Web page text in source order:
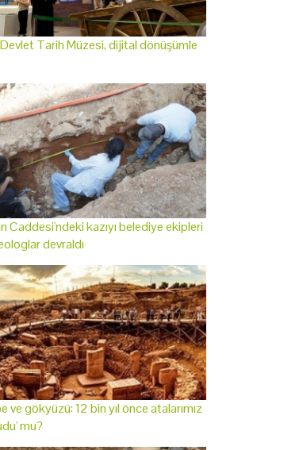
Tarih Müzesi, dijital dönüşümle
Caddesi'ndeki kazıyı belediye ekipleri
devraldı
ve gökyüzü: 12 bin yıl önce atalarımız
mu?